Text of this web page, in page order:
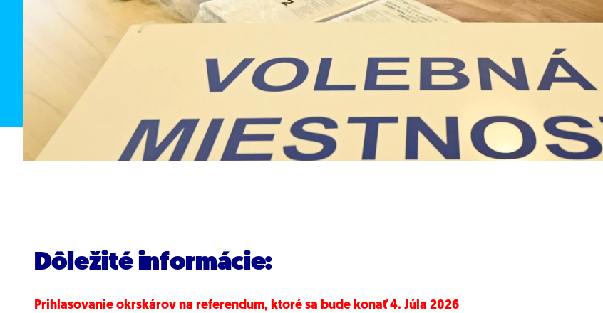
Dôležité informácie:
Prihlasovanie okrskárov na referendum, ktoré sa bude konať 4. Júla 2026